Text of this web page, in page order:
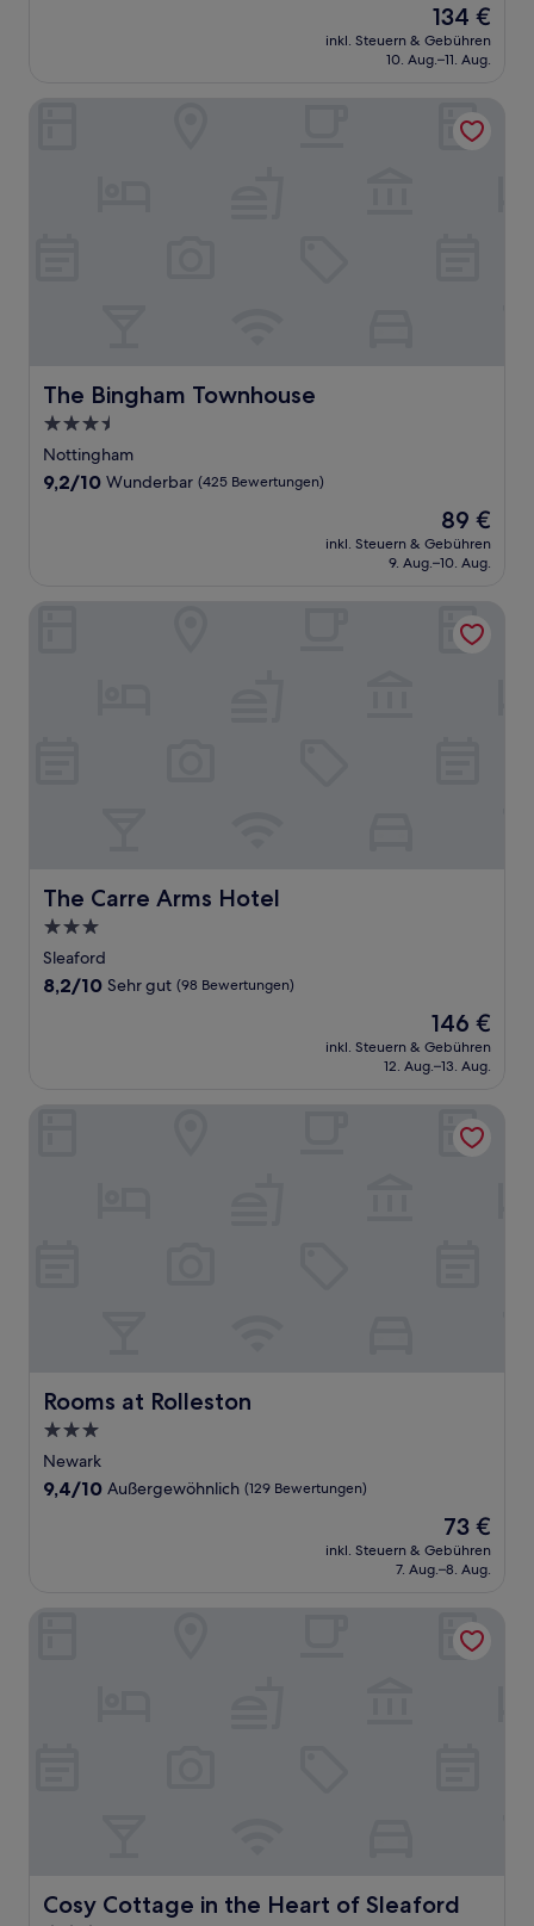
Der
Preis
beträgt
134 €
inkl. Steuern & Gebühren
10. Aug.–11. Aug.
The Bingham Townhouse
The Bingham Townhouse
3.5-
Sterne-
Unterkunft
Nottingham
9.2
9,2/10 Wunderbar (425 Bewertungen)
Der
Preis
beträgt
89 €
inkl. Steuern & Gebühren
9. Aug.–10. Aug.
The Carre Arms Hotel
The Carre Arms Hotel
3.0-
Sterne-
Unterkunft
Sleaford
8.2
Bewertungen)
8,2/10 Sehr gut (98 Bewertungen)
Der
Preis
beträgt
146 €
inkl. Steuern & Gebühren
12. Aug.–13. Aug.
Rooms at Rolleston
Rooms at Rolleston
3.0-
Sterne-
Unterkunft
Newark
9.4
9,4/10 Außergewöhnlich (129 Bewertungen)
Der
Preis
beträgt
73 €
inkl. Steuern & Gebühren
7. Aug.–8. Aug.
Cosy Cottage in the Heart of Sleaford
Cosy Cottage in the Heart of Sleaford